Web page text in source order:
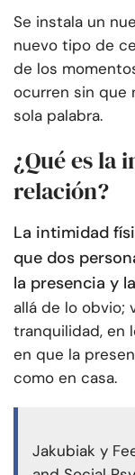
Se instala un
nuevo tipo de
de los
ocurren sin que
sola palabra.
¿Qué es la
relación?
La intimidad
que dos
la presencia y
allá de lo obvio;
tranquilidad, en
en que la
como en casa.
Jakubiak y